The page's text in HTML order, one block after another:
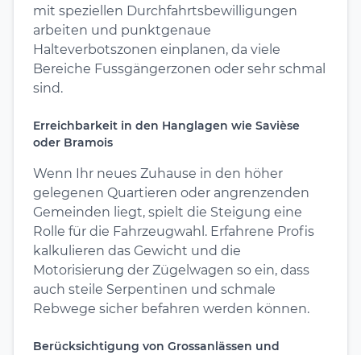
mit speziellen Durchfahrtsbewilligungen
arbeiten und punktgenaue
Halteverbotszonen einplanen, da viele
Bereiche Fussgängerzonen oder sehr schmal
sind.
Erreichbarkeit in den Hanglagen wie Savièse
oder Bramois
Wenn Ihr neues Zuhause in den höher
gelegenen Quartieren oder angrenzenden
Gemeinden liegt, spielt die Steigung eine
Rolle für die Fahrzeugwahl. Erfahrene Profis
kalkulieren das Gewicht und die
Motorisierung der Zügelwagen so ein, dass
auch steile Serpentinen und schmale
Rebwege sicher befahren werden können.
Berücksichtigung von Grossanlässen und